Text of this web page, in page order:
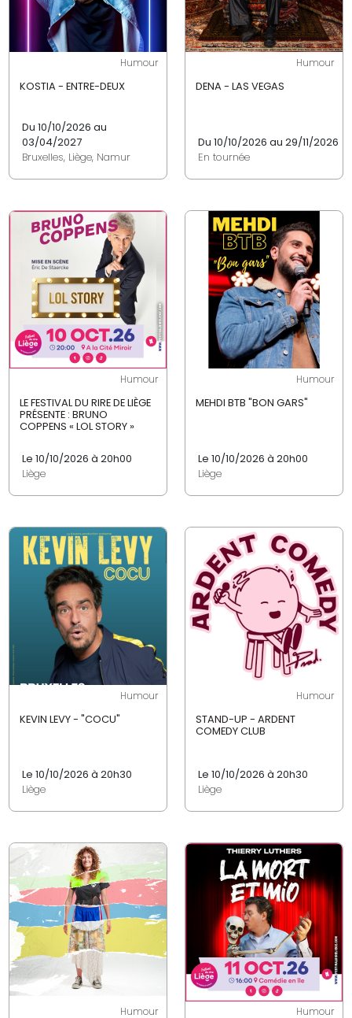
Humour
KOSTIA - ENTRE-DEUX
Du 10/10/2026 au
03/04/2027
Bruxelles, Liège, Namur
Humour
DENA - LAS VEGAS
Du 10/10/2026 au 29/11/2026
En tournée
Humour
LE FESTIVAL DU RIRE DE LIÈGE
PRÉSENTE : BRUNO
COPPENS « LOL STORY »
Le 10/10/2026 à 20h00
Liège
Humour
MEHDI BTB "BON GARS"
Le 10/10/2026 à 20h00
Liège
Humour
KEVIN LEVY - "COCU"
Le 10/10/2026 à 20h30
Liège
Humour
STAND-UP - ARDENT
COMEDY CLUB
Le 10/10/2026 à 20h30
Liège
Humour Humour